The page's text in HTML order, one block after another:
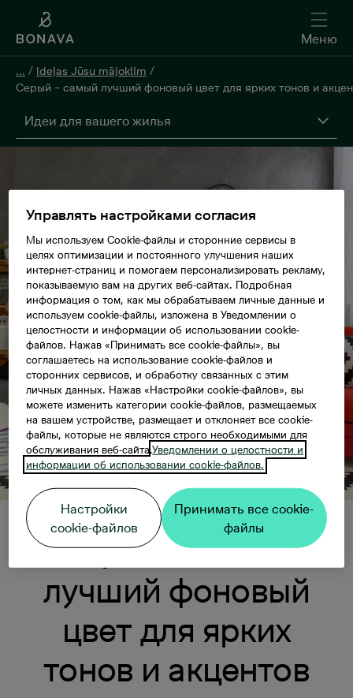
Меню
... / Idejas Jūsu mājoklim /
Серый – самый лучший фоновый цвет для ярких тонов и
Идеи для вашего жилья
Серый – самый
лучший фоновый
цвет для ярких
тонов и акцентов
Управлять настройками согласия
Мы используем Cookie-файлы и сторонние сервисы в
целях оптимизации и постоянного улучшения наших
интернет-страниц и помогаем персонализировать рекламу,
показываемую вам на других веб-сайтах. Подробная
информация о том, как мы обрабатываем личные данные и
используем cookie-файлы, изложена в Уведомлении о
целостности и информации об использовании cookie-
файлов. Нажав «Принимать все cookie-файлы», вы
соглашаетесь на использование cookie-файлов и
сторонних сервисов, и обработку связанных с этим
личных данных. Нажав «Настройки cookie-файлов», вы
можете изменить категории cookie-файлов, размещаемых
на вашем устройстве, размещает и отклоняет все cookie-
файлы, которые не являются строго необходимыми для
обслуживания веб-сайта.Уведомлении о целостности и
информации об использовании cookie-файлов.
Настройки
cookie-файлов
Принимать все cookie-
файлы